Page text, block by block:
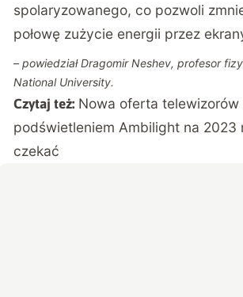
spolaryzowanego, co pozwoli
połowę zużycie energii przez
– powiedział Dragomir Neshev, profesor
National University.
Czytaj też: Nowa oferta telewizorów
podświetleniem Ambilight na 2023
czekać